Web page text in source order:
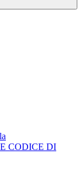
CODICE DI